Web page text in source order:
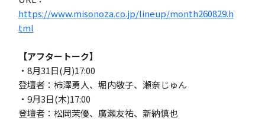
https://www.misonoza.co.jp/lineup/month260829.h
tml
【アフタートーク】
・8月31日(月)17:00
登壇者：柿澤勇人、堀内敬子、瀬奈じゅん
・9月3日(木)17:00
登壇者：松岡茉優、廣瀬友祐、新納慎也